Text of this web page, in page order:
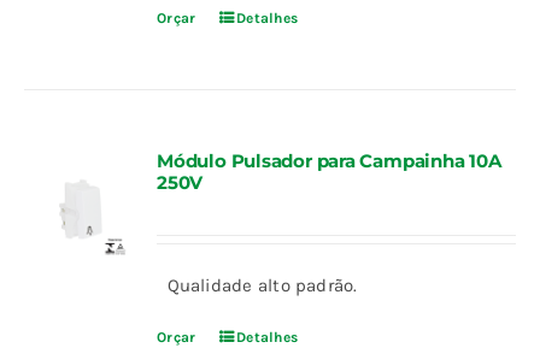
Orçar Detalhes
Módulo Pulsador para Campainha 10A
250V
Qualidade alto padrão.
Orçar Detalhes